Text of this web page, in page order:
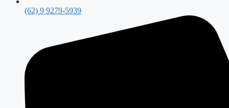
(62) 9 9279-5939